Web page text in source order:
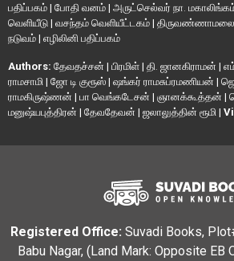
பதிப்பகம் | போதி வனம் | அருட்செல்வர் நா.
வெளியீடு | வசந்தம் வெளியீட்டகம் | திருவண்ணாமலை
நடுவம் | எழிலினி பதிப்பகம்
Authors: தேவதச்சன் | பிரமிள் | தி. ஜானகிராமன் |
ராமசாமி | ஜோ டி குரூஸ் | ஷங்கர் ராமசுப்ரமணியன் |
ராமகிருஷ்ணன் | பா வெங்கடேசன் | ஞானக்கூத்தன் |
மனுஷ்யபுத்திரன் | தேவதேவன் | ஜலாலுத்தின் ரூமி |
Registered Office: Suvadi Books,
Babu Nagar, (Land Mark: Opposite EB